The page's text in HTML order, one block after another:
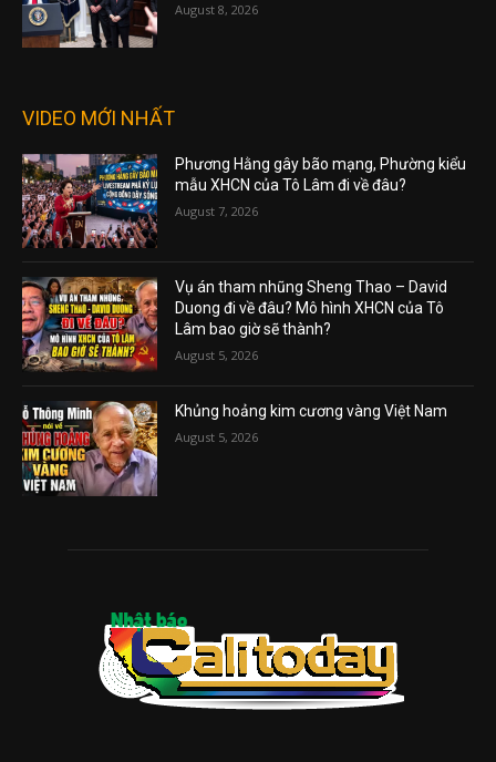
August 8, 2026
VIDEO MỚI NHẤT
Phương Hằng gây bão mạng, Phường kiểu
mẫu XHCN của Tô Lâm đi về đâu?
August 7, 2026
Vụ án tham nhũng Sheng Thao – David
Duong đi về đâu? Mô hình XHCN của Tô
Lâm bao giờ sẽ thành?
August 5, 2026
Khủng hoảng kim cương vàng Việt Nam
August 5, 2026